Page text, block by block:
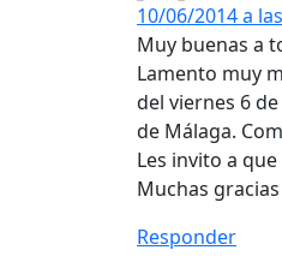
10/06/2014 a
Muy buenas a
Lamento muy
del viernes 6
de Málaga.
Les invito a
Muchas gracias
Responder